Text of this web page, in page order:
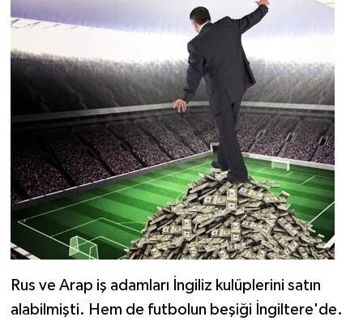
Rus ve Arap iş adamları İngiliz kulüplerini satın
alabilmişti. Hem de futbolun beşiği İngiltere'de.